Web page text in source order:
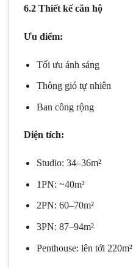
6.2 Thiết kế căn hộ
Ưu điểm:
Tối ưu ánh sáng
Thông gió tự nhiên
Ban công rộng
Diện tích:
Studio: 34–36m²
1PN: ~40m²
2PN: 60–70m²
3PN: 87–94m²
Penthouse: lên tới 220m²